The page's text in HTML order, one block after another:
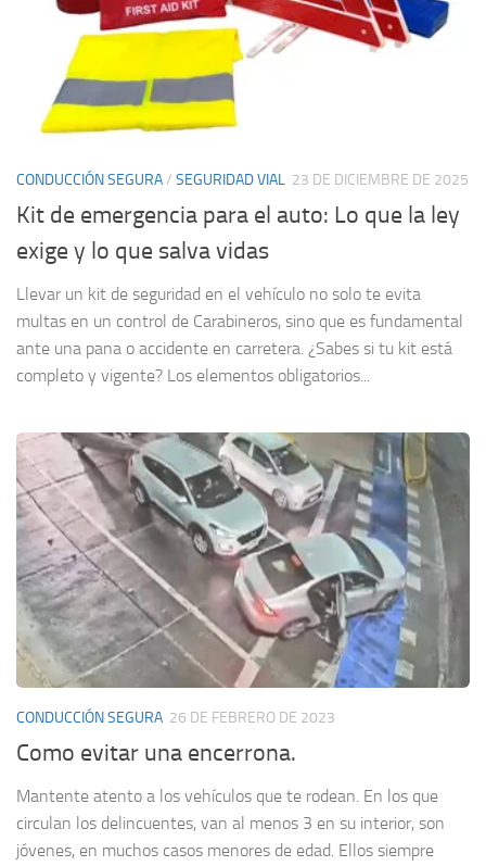
CONDUCCIÓN SEGURA/ SEGURIDAD VIAL 23 DE DICIEMBRE DE 2025
Kit de emergencia para el auto: Lo que la ley
exige y lo que salva vidas
Llevar un kit de seguridad en el vehículo no solo te evita
multas en un control de Carabineros, sino que es fundamental
ante una pana o accidente en carretera. ¿Sabes si tu kit está
completo y vigente? Los elementos obligatorios...
CONDUCCIÓN SEGURA 26 DE FEBRERO DE 2023
Como evitar una encerrona.
Mantente atento a los vehículos que te rodean. En los que
circulan los delincuentes, van al menos 3 en su interior, son
jóvenes, en muchos casos menores de edad. Ellos siempre